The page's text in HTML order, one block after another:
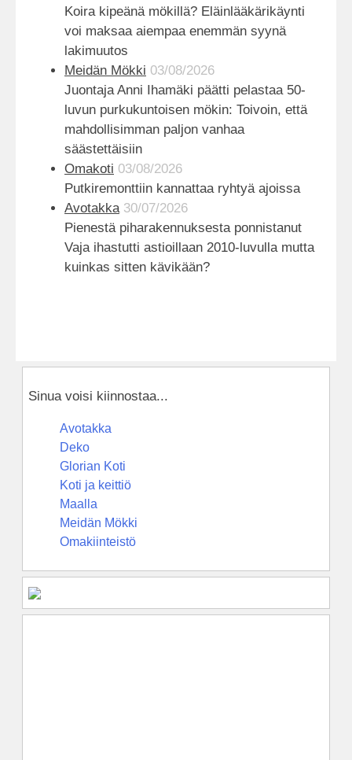
Koira kipeänä mökillä? Eläinlääkärikäynti
voi maksaa aiempaa enemmän syynä
lakimuutos
Meidän Mökki 03/08/2026
Juontaja Anni Ihamäki päätti pelastaa 50-
luvun purkukuntoisen mökin: Toivoin, että
mahdollisimman paljon vanhaa
säästettäisiin
Omakoti 03/08/2026
Putkiremonttiin kannattaa ryhtyä ajoissa
Avotakka 30/07/2026
Pienestä piharakennuksesta ponnistanut
Vaja ihastutti astioillaan 2010-luvulla mutta
kuinkas sitten kävikään?
Sinua voisi kiinnostaa...
Avotakka
Deko
Glorian Koti
Koti ja keittiö
Maalla
Meidän Mökki
Omakiinteistö